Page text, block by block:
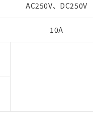
AC250V、DC250V
10A